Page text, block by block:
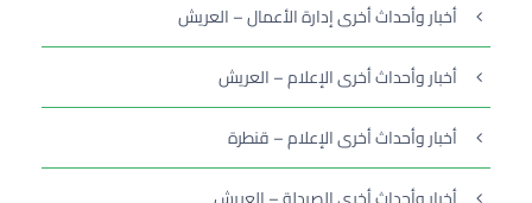
أخبار وأحداث أخرى إدارة الأعمال – العريش
أخبار وأحداث أخرى الإعلام – العريش
أخبار وأحداث أخرى الإعلام – قنطرة